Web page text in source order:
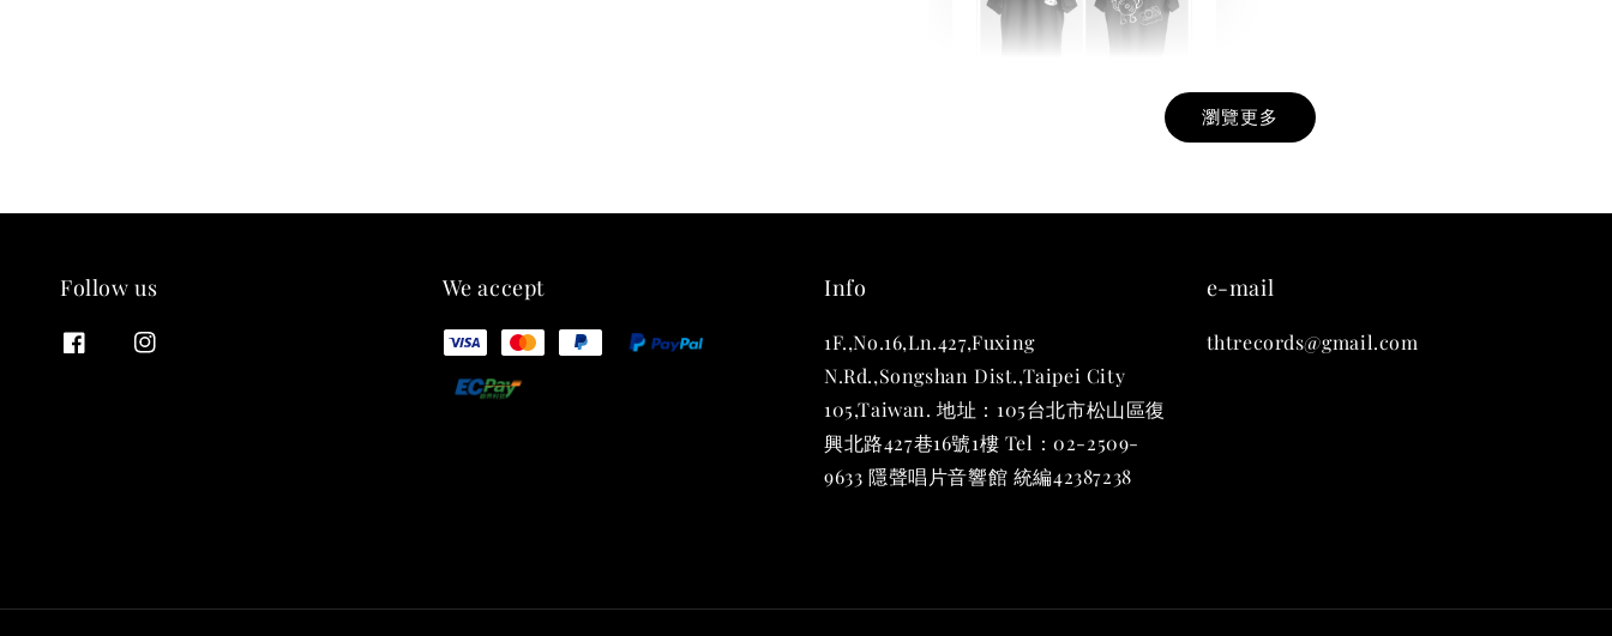
THT 九週年紀念 T-
瀏覽更多
Follow us We accept Info
1F.,No.16,Ln.427,Fuxing
N.Rd.,Songshan Dist.,Taipei City
105,Taiwan. 地址：105台北市松山區復
興北路427巷16號1樓 Tel：02-2509-
9633 隱聲唱片音響館 統編42387238
e-mail
thtrecords@gmail.com